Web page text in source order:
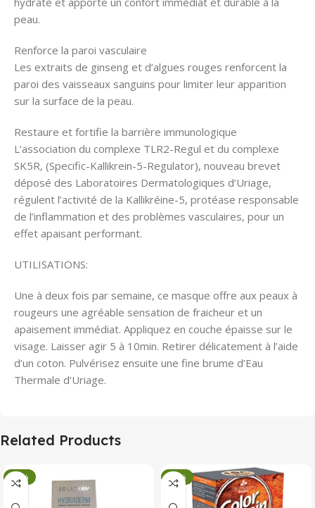
peau.
Renforce la paroi vasculaire
Les extraits de ginseng et d’algues rouges renforcent la
paroi des vaisseaux sanguins pour limiter leur apparition
sur la surface de la peau.
Restaure et fortifie la barrière immunologique
L’association du complexe TLR2-Regul et du complexe
SK5R, (Specific-Kallikrein-5-Regulator), nouveau brevet
déposé des Laboratoires Dermatologiques d’Uriage,
régulent l’activité de la Kallikréine-5, protéase responsable
de l’inflammation et des problèmes vasculaires, pour un
effet apaisant performant.
UTILISATIONS:
Une à deux fois par semaine, ce masque offre aux peaux à
rougeurs une agréable sensation de fraicheur et un
apaisement immédiat. Appliquez en couche épaisse sur le
visage. Laisser agir 5 à 10min. Retirer délicatement à l’aide
d’un coton. Pulvérisez ensuite une fine brume d’Eau
Thermale d’Uriage.
Related Products
-34% -34%